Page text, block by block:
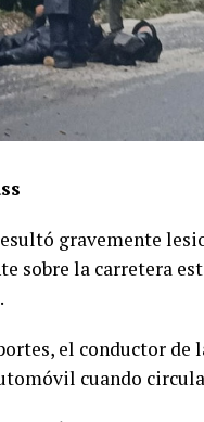
gravemente
sobre la carretera
el conductor
cuando